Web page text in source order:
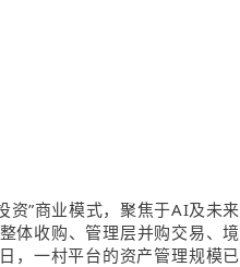
”商业模式，聚焦于AI及未来
体收购、管理层并购交易、境
，一村平台的资产管理规模已